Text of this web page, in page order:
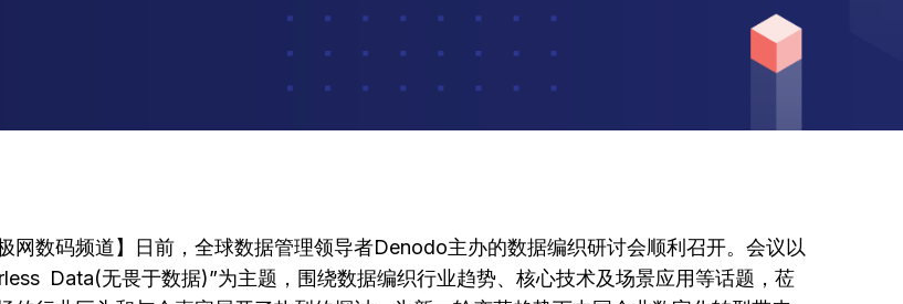
极网数码频道】日前，全球数据管理领导者Denodo主办的数据编织研讨会顺利召开。会议以
Data(无畏于数据)”为主题，围绕数据编织行业趋势、核心技术及场景应用等话题，莅